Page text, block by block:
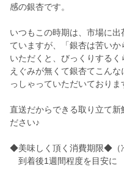
感の銀杏です。
いつもこの時期は、市場に
ていますが、「銀杏は苦い
いただくと、びっくりするく
えぐみが無くて銀杏てこん
っしゃっていただいておりま
直送だからできる取り立て新
ださい♪
◆美味しく頂く消費期限◆（
到着後1週間程度を目安に